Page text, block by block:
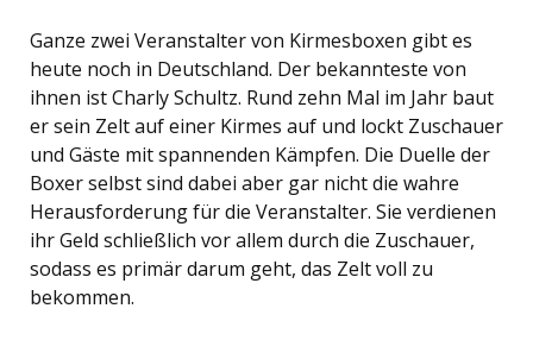
Ganze zwei Veranstalter von Kirmesboxen gibt es
heute noch in Deutschland. Der bekannteste von
ihnen ist Charly Schultz. Rund zehn Mal im Jahr baut
er sein Zelt auf einer Kirmes auf und lockt Zuschauer
und Gäste mit spannenden Kämpfen. Die Duelle der
Boxer selbst sind dabei aber gar nicht die wahre
Herausforderung für die Veranstalter. Sie verdienen
ihr Geld schließlich vor allem durch die Zuschauer,
sodass es primär darum geht, das Zelt voll zu
bekommen.